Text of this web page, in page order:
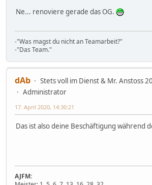
Ne... renoviere gerade das OG.
-"Was magst du nicht an Teamarbeit?"
-"Das Team."
dAb
Stets voll im Dienst & Mr. Anstoss
Administrator
17. April 2020, 14:30:21
Das ist also deine Beschäftigung während
AJFM: